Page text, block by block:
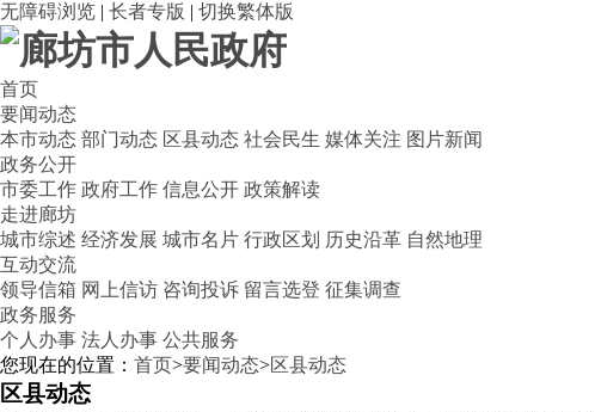
无障碍浏览 | 长者专版 | 切换繁体版
首页
要闻动态
本市动态 部门动态 区县动态 社会民生 媒体关注 图片新闻
政务公开
市委工作 政府工作 信息公开 政策解读
走进廊坊
城市综述 经济发展 城市名片 行政区划 历史沿革 自然地理
互动交流
领导信箱 网上信访 咨询投诉 留言选登 征集调查
政务服务
个人办事 法人办事 公共服务
您现在的位置： 首页>要闻动态>区县动态
区县动态